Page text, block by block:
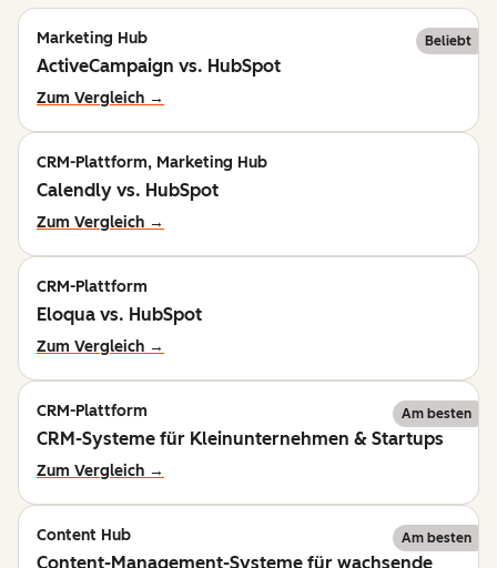
Marketing Hub Beliebt
ActiveCampaign vs. HubSpot
Zum Vergleich →
CRM-Plattform, Marketing Hub
Calendly vs. HubSpot
Zum Vergleich →
CRM-Plattform
Eloqua vs. HubSpot
Zum Vergleich →
CRM-Plattform Am besten
CRM-Systeme für Kleinunternehmen & Startups
Zum Vergleich →
Content Hub Am besten
Content-Management-Systeme für wachsende